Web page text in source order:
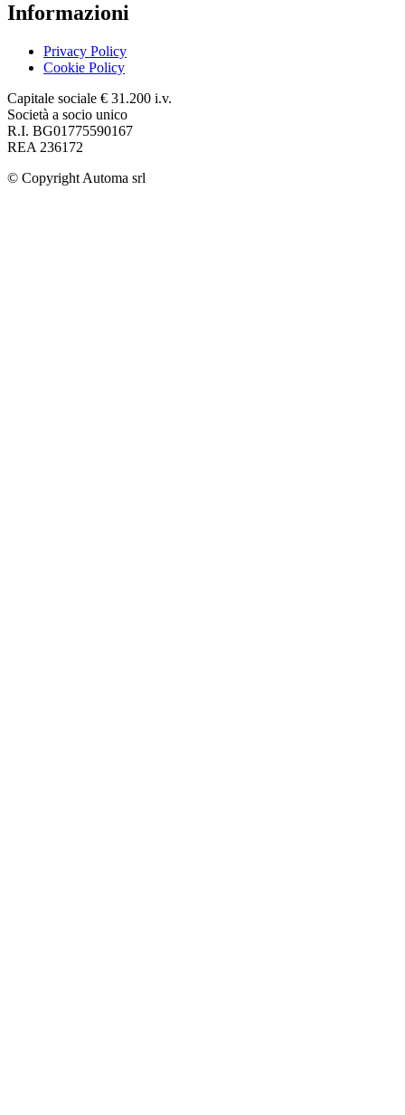
Informazioni
Privacy Policy
Cookie Policy
Capitale sociale € 31.200 i.v.
Società a socio unico
R.I. BG01775590167
REA 236172
© Copyright Automa srl